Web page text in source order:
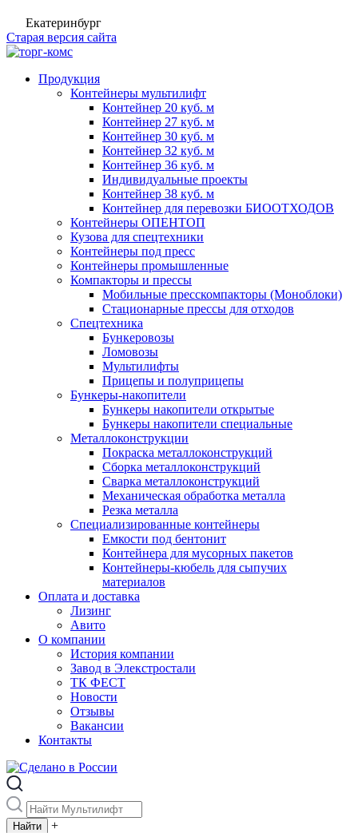
Екатеринбург
Старая версия сайта
Продукция
Контейнеры мультилифт
Контейнер 20 куб. м
Контейнер 27 куб. м
Контейнер 30 куб. м
Контейнер 32 куб. м
Контейнер 36 куб. м
Индивидуальные проекты
Контейнер 38 куб. м
Контейнер для перевозки БИООТХОДОВ
Контейнеры ОПЕНТОП
Кузова для спецтехники
Контейнеры под пресс
Контейнеры промышленные
Компакторы и прессы
Мобильные пресскомпакторы (Моноблоки)
Стационарные прессы для отходов
Спецтехника
Бункеровозы
Ломовозы
Мультилифты
Прицепы и полуприцепы
Бункеры-накопители
Бункеры накопители открытые
Бункеры накопители специальные
Металлоконструкции
Покраска металлоконструкций
Сборка металлоконструкций
Сварка металлоконструкций
Механическая обработка металла
Резка металла
Специализированные контейнеры
Емкости под бентонит
Контейнера для мусорных пакетов
Контейнеры-кюбель для сыпучих
материалов
Оплата и доставка
Лизинг
Авито
О компании
История компании
Завод в Элекстростали
ТК ФЕСТ
Новости
Отзывы
Вакансии
Контакты
+